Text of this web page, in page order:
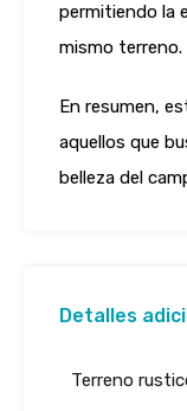
permitiendo la
mismo terreno.
En resumen,
aquellos que
belleza del
Detalles
Terreno